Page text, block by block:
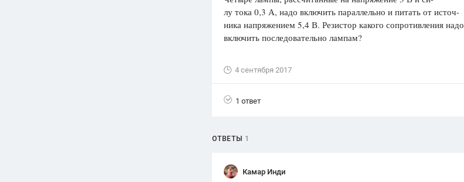
Вузы
1752 ответа
1551 ответ
Цветков Л. А.
лу тока 0,3 А, надо включить параллельно и питать от источ-
ника напряжением 5,4 В. Резистор какого сопротивления надо
включить последовательно лампам?
4 сентября 2017
1 ответ
ОТВЕТЫ 1
Камар Инди